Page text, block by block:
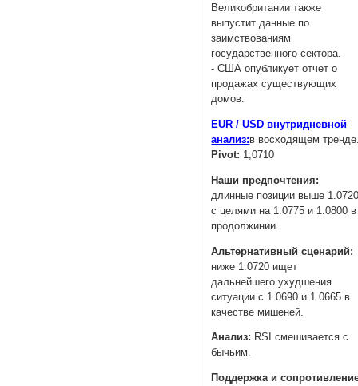
Великобритании также
выпустит данные по
заимствованиям
государственного сектора.
- США опубликует отчет о
продажах существующих
домов.
EUR / USD внутридневной
анализ:в восходящем
Pivot: 1,0710
Наши предпочтения:
длинные позиции выше
с целями на 1.0775 и 1.0800 в
продолжинии.
Альтернативный сценарий:
ниже 1.0720 ищет
дальнейшего ухудшения
ситуации с 1.0690 и 1.0665 в
качестве мишеней.
Анализ: RSI смешивается с
бычьим.
Поддержка и